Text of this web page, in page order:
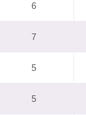
6
7
5
5